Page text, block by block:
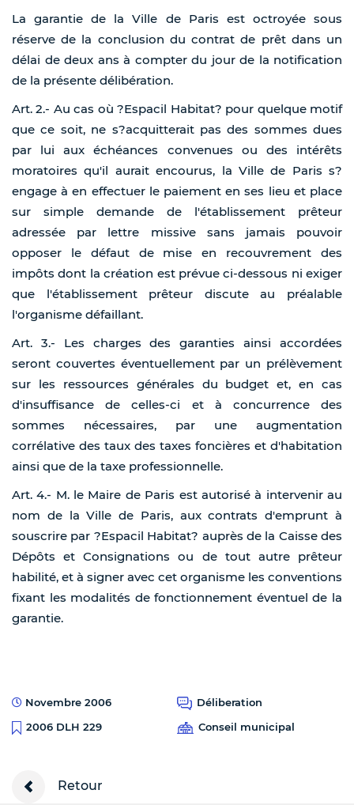
La garantie de la Ville de Paris est octroyée sous
réserve de la conclusion du contrat de prêt dans un
délai de deux ans à compter du jour de la notification
de la présente délibération.
Art. 2.- Au cas où ?Espacil Habitat? pour quelque motif
que ce soit, ne s?acquitterait pas des sommes dues
par lui aux échéances convenues ou des intérêts
moratoires qu'il aurait encourus, la Ville de Paris s?
engage à en effectuer le paiement en ses lieu et place
sur simple demande de l'établissement prêteur
adressée par lettre missive sans jamais pouvoir
opposer le défaut de mise en recouvrement des
impôts dont la création est prévue ci-dessous ni exiger
que l'établissement prêteur discute au préalable
l'organisme défaillant.
Art. 3.- Les charges des garanties ainsi accordées
seront couvertes éventuellement par un prélèvement
sur les ressources générales du budget et, en cas
d'insuffisance de celles-ci et à concurrence des
sommes nécessaires, par une augmentation
corrélative des taux des taxes foncières et d'habitation
ainsi que de la taxe professionnelle.
Art. 4.- M. le Maire de Paris est autorisé à intervenir au
nom de la Ville de Paris, aux contrats d'emprunt à
souscrire par ?Espacil Habitat? auprès de la Caisse des
Dépôts et Consignations ou de tout autre prêteur
habilité, et à signer avec cet organisme les conventions
fixant les modalités de fonctionnement éventuel de la
garantie.
Novembre 2006
Déliberation
2006 DLH 229
Conseil municipal
Retour